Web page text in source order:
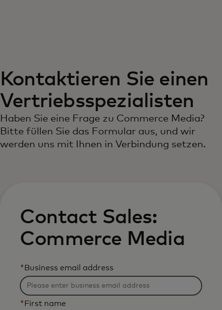
Für die Welt
Für Innovatoren
Neuigkeiten und Trends
Kontaktieren Sie einen
Vertriebsspezialisten
Haben Sie eine Frage zu Commerce Media?
Bitte füllen Sie das Formular aus, und wir
werden uns mit Ihnen in Verbindung setzen.
Contact Sales:
Commerce Media
* Business email address
* First name